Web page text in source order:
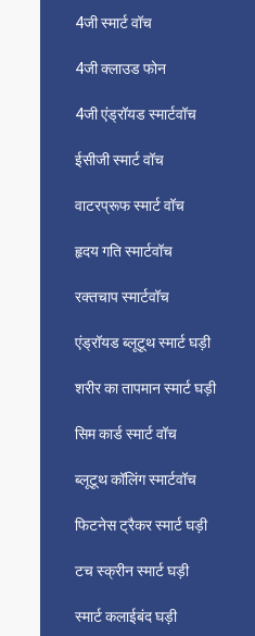
4जी स्मार्ट वॉच
4जी क्लाउड फोन
4जी एंड्रॉयड स्मार्टवॉच
ईसीजी स्मार्ट वॉच
वाटरप्रूफ स्मार्ट वॉच
हृदय गति स्मार्टवॉच
रक्तचाप स्मार्टवॉच
एंड्रॉयड ब्लूटूथ स्मार्ट घड़ी
शरीर का तापमान स्मार्ट घड़ी
सिम कार्ड स्मार्ट वॉच
ब्लूटूथ कॉलिंग स्मार्टवॉच
फिटनेस ट्रैकर स्मार्ट घड़ी
टच स्क्रीन स्मार्ट घड़ी
स्मार्ट कलाईबंद घड़ी